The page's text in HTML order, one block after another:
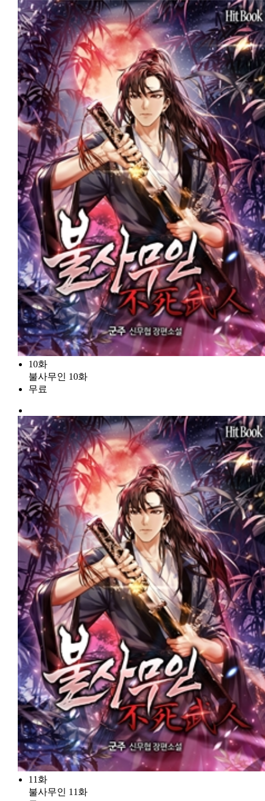
10화
불사무인 10화
무료
11화
불사무인 11화